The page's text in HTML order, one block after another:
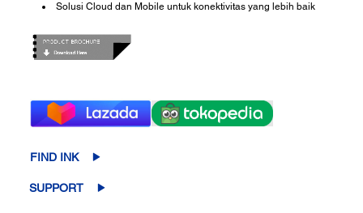
Solusi Cloud dan Mobile untuk konektivitas yang lebih baik
FIND INK
SUPPORT